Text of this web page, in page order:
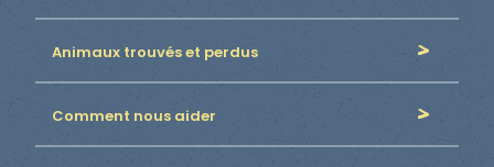
Animaux trouvés et perdus
Comment nous aider